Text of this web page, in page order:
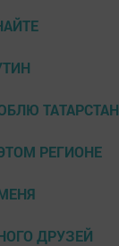
ТАТАРСТАН
РЕГИОНЕ
ДРУЗЕЙ